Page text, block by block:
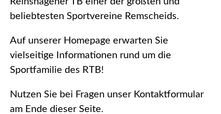
beliebtesten Sportvereine Remscheids.
Auf unserer Homepage erwarten Sie
vielseitige Informationen rund um die
Sportfamilie des RTB!
Nutzen Sie bei Fragen unser Kontaktformular
am Ende dieser Seite.